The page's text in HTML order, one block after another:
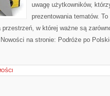
uwagę użytkowników,
prezentowania tematów.
w której ważne są
Nowości na stronie: Podróże po